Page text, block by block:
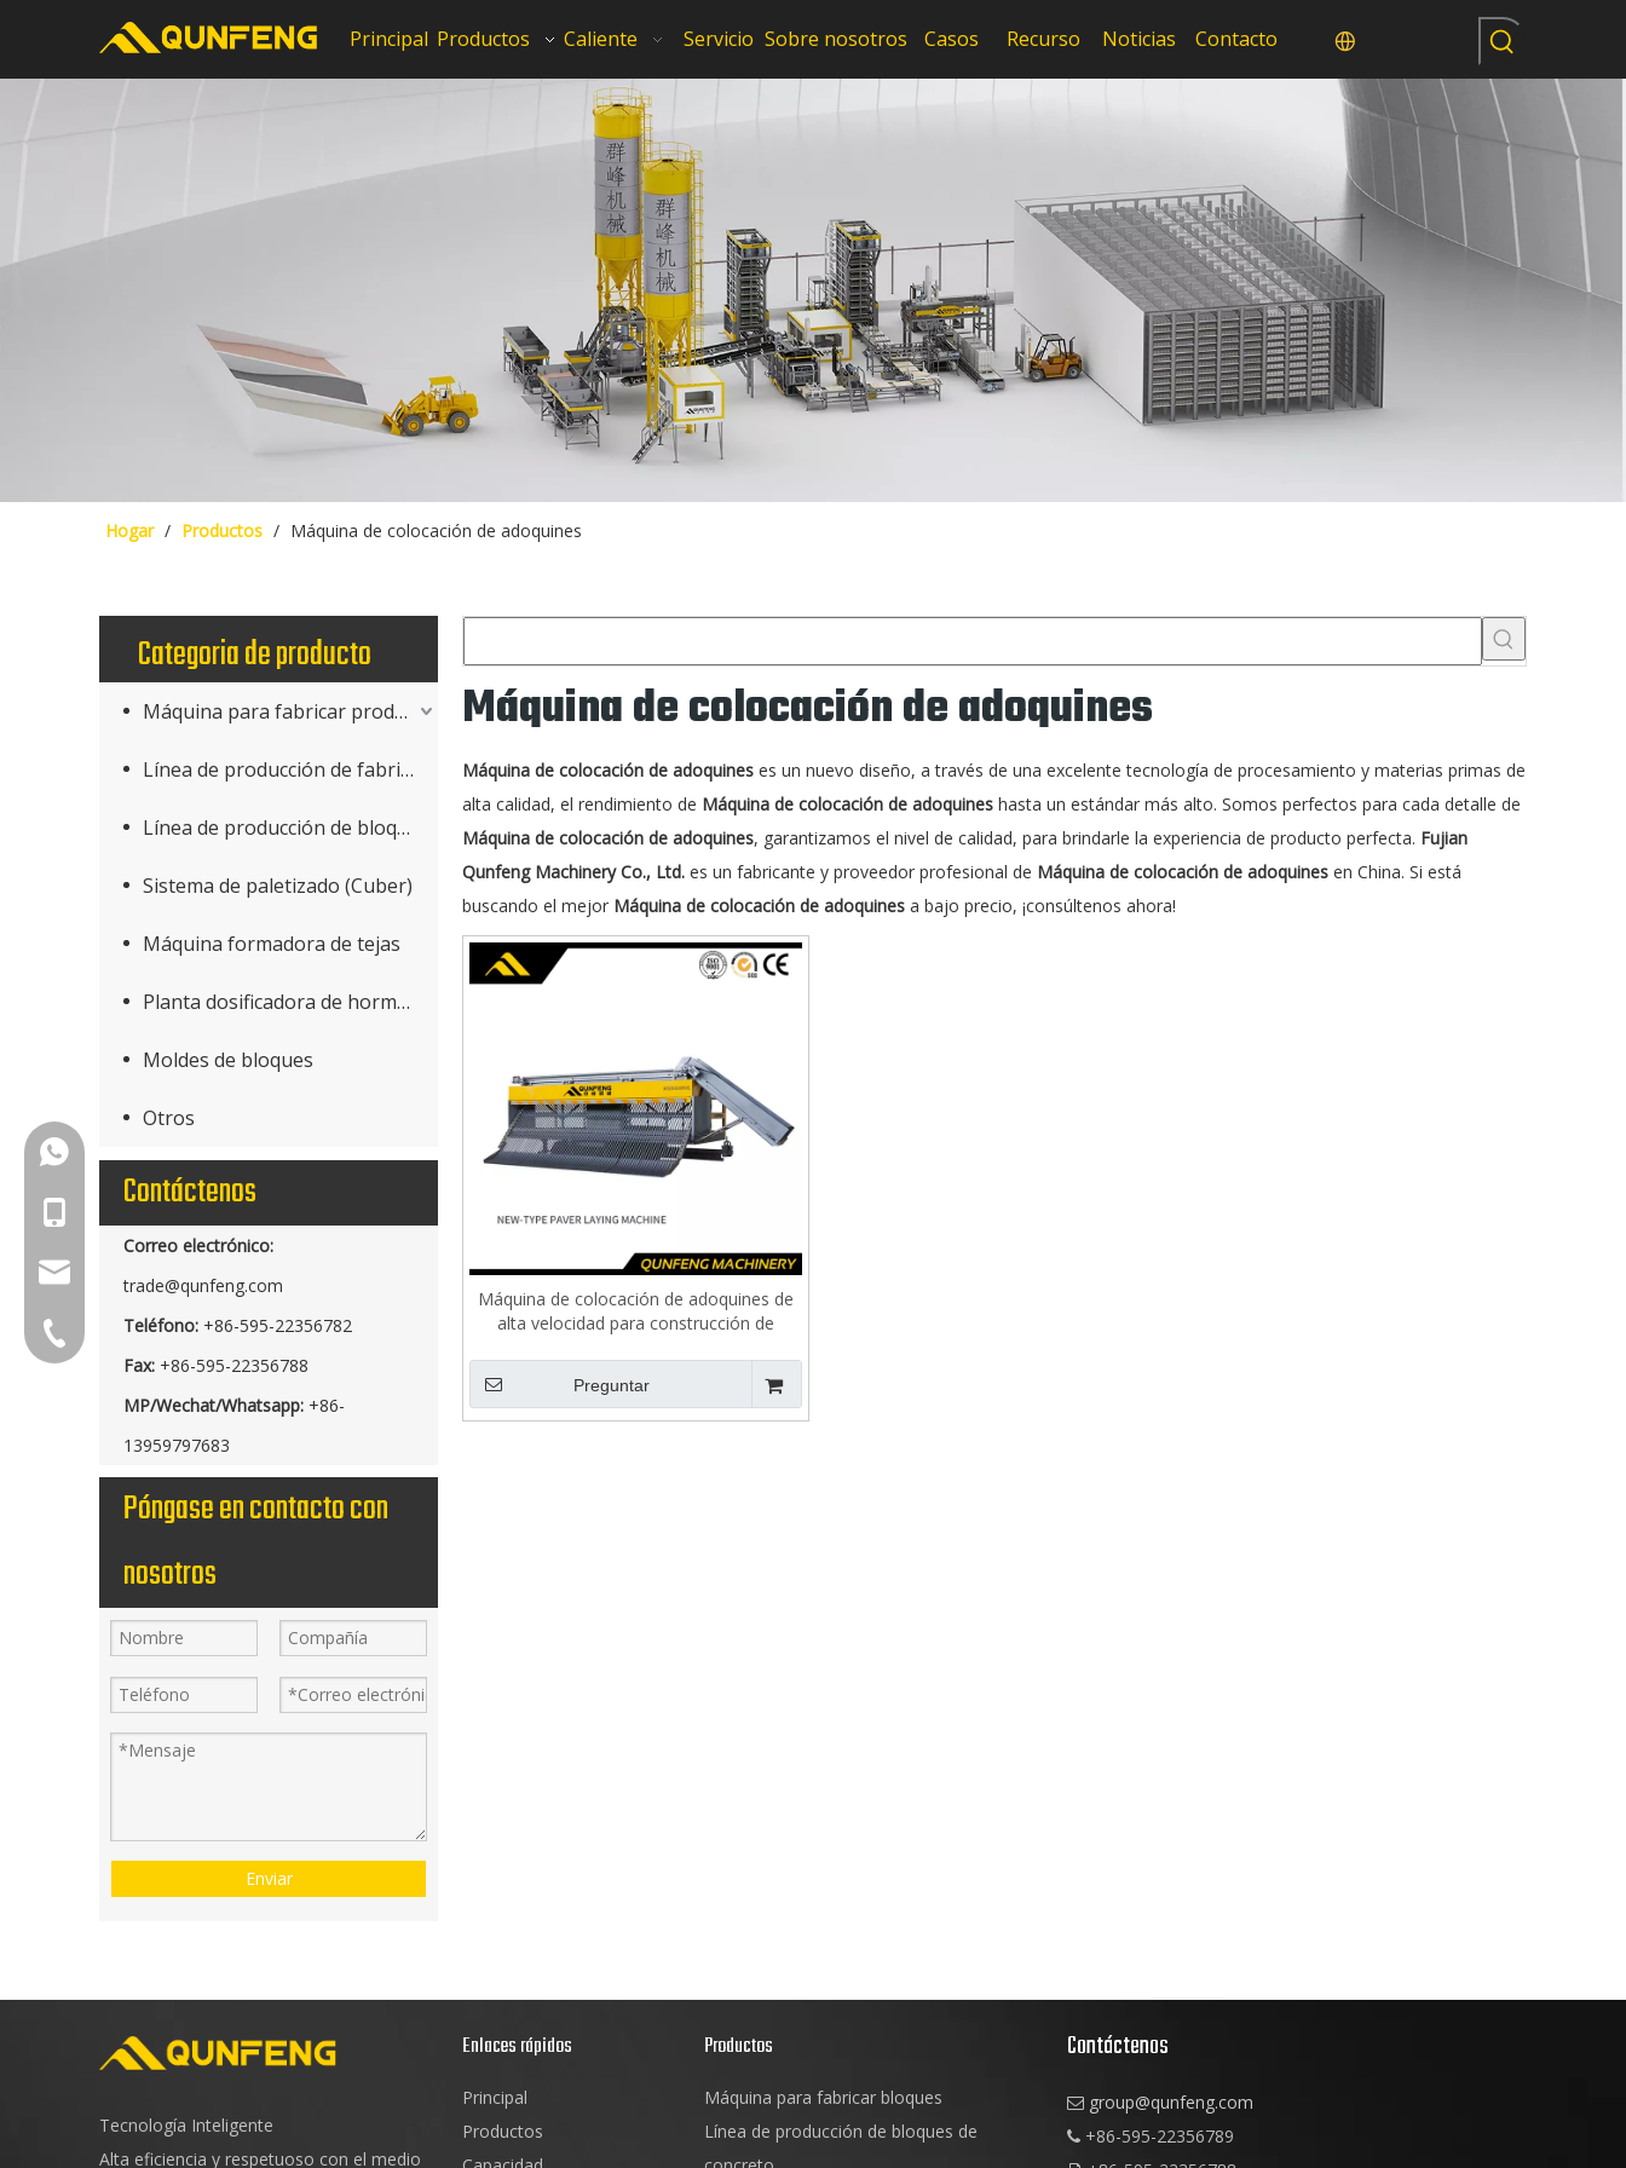
Principal Productos Caliente Servicio Sobre nosotros Casos Recurso Noticias Contacto
Hogar / Productos / Máquina de colocación de adoquines
Categoria de producto
Máquina para fabricar productos de hormigón
Línea de producción de fabricación de bloques
Línea de producción de bloques AAC
Sistema de paletizado (Cuber)
Máquina formadora de tejas
Planta dosificadora de hormigón
Moldes de bloques
Otros
Contáctenos
Correo electrónico:
trade@qunfeng.com
Teléfono: +86-595-22356782
Fax: +86-595-22356788
MP/Wechat/Whatsapp: +86-
13959797683
Póngase en contacto con
nosotros
Enviar
Máquina de colocación de adoquines
Máquina de colocación de adoquines es un nuevo diseño, a través de una excelente tecnología de procesamiento y materias primas de
alta calidad, el rendimiento de Máquina de colocación de adoquines hasta un estándar más alto. Somos perfectos para cada detalle de
Máquina de colocación de adoquines, garantizamos el nivel de calidad, para brindarle la experiencia de producto perfecta. Fujian
Qunfeng Machinery Co., Ltd. es un fabricante y proveedor profesional de Máquina de colocación de adoquines en China. Si está
buscando el mejor Máquina de colocación de adoquines a bajo precio, ¡consúltenos ahora!
Máquina de colocación de adoquines de
alta velocidad para construcción de
Preguntar
+86-595 22356789
Tecnología Inteligente
Alta eficiencia y respetuoso con el medio
Enlaces rápidos
Principal
Productos
Productos
Máquina para fabricar bloques
Línea de producción de bloques de
Contáctenos
 group@qunfeng.com
 +86-595-22356789